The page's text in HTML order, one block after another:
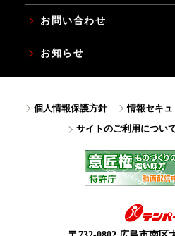
お問い合わせ
お知らせ
個人情報保護方針 情報セキ
サイトのご利用につい